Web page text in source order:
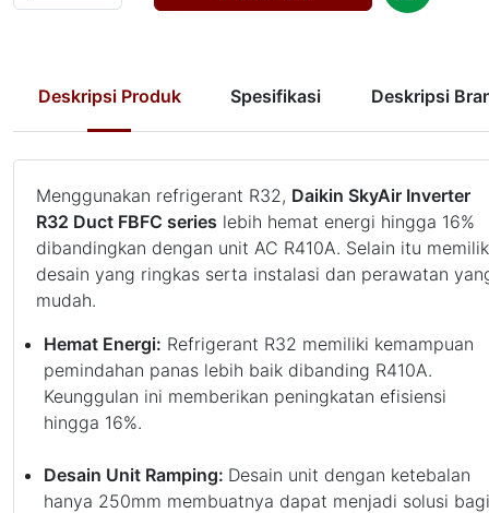
Deskripsi Produk Spesifikasi Deskripsi
Menggunakan refrigerant R32, Daikin SkyAir Inverter
R32 Duct FBFC series lebih hemat energi hingga 16%
dibandingkan dengan unit AC R410A. Selain itu
desain yang ringkas serta instalasi dan perawatan
mudah.
Hemat Energi: Refrigerant R32 memiliki kemampuan
pemindahan panas lebih baik dibanding R410A.
Keunggulan ini memberikan peningkatan efisiensi
hingga 16%.
Desain Unit Ramping: Desain unit dengan ketebalan
hanya 250mm membuatnya dapat menjadi solusi bagi